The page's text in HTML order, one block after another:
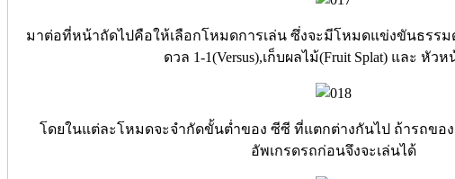
มาต่อที่หน้าถัดไปคือให้เลือกโหมดการเล่น ซึ่งจะมีโหมดแข่งขันธรรมดา
ดวล 1-1(Versus),เก็บผลไม้(Fruit Splat) และ หัวห
โดยในแต่ละโหมดจะจำกัดขั้นต่ำของ ซีซี ที่แตกต่างกันไป ถ้ารถขอ
อัพเกรดรถก่อนจึงจะเล่นได้